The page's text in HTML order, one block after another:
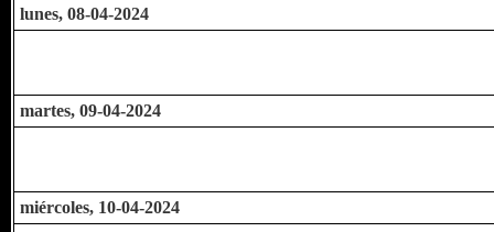
lunes, 08-04-2024
martes, 09-04-2024
miércoles, 10-04-2024